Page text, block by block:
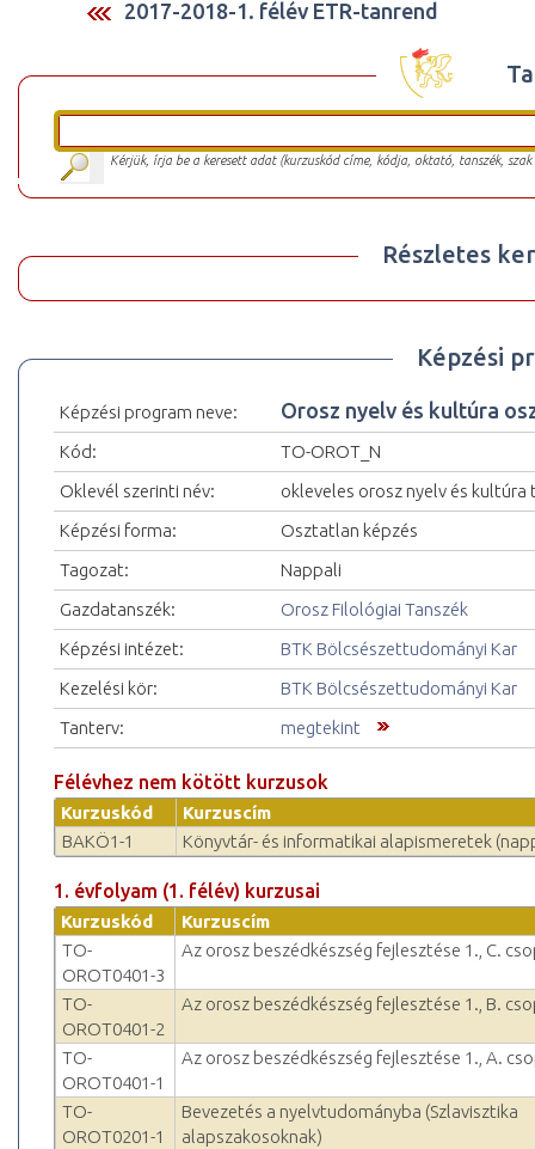
2017-2018-1. félév ETR-tanrend
Kérjük, írja be a keresett adat (kurzuskód címe, kódja, oktató, tanszék,
Részletes
Képzési
Képzési program neve: Orosz nyelv és kultúra
Kód:
TO-OROT_N
Oklevél szerinti név:
okleveles orosz nyelv és kultúra
Képzési forma:
Osztatlan képzés
Tagozat:
Nappali
Gazdatanszék:
Orosz Filológiai Tanszék
Képzési intézet:
BTK Bölcsészettudományi Kar
Kezelési kör:
BTK Bölcsészettudományi Kar
Tanterv:
megtekint
Félévhez nem kötött kurzusok
Kurzuskód
Kurzuscím
BAKÖ1-1
Könyvtár- és informatikai alapismeretek
1. évfolyam (1. félév) kurzusai
Kurzuskód
Kurzuscím
TO-
OROT0401-3
Az orosz beszédkészség fejlesztése 1., C.
TO-
OROT0401-2
Az orosz beszédkészség fejlesztése 1., B.
TO-
OROT0401-1
Az orosz beszédkészség fejlesztése 1., A.
TO-
OROT0201-1
Bevezetés a nyelvtudományba (Szlavisztika
alapszakosoknak)